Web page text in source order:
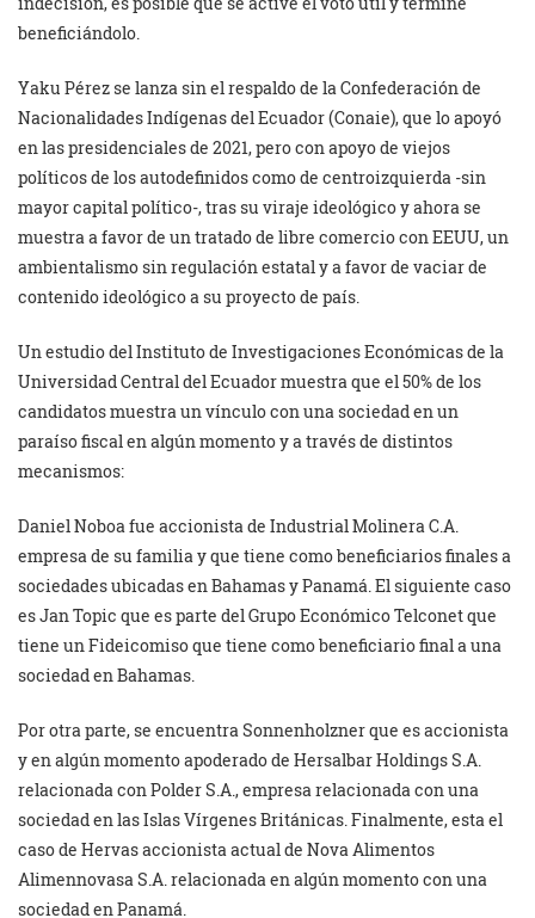
beneficiándolo.
Yaku Pérez se lanza sin el respaldo de la Confederación de
Nacionalidades Indígenas del Ecuador (Conaie), que lo apoyó
en las presidenciales de 2021, pero con apoyo de viejos
políticos de los autodefinidos como de centroizquierda -sin
mayor capital político-, tras su viraje ideológico y ahora se
muestra a favor de un tratado de libre comercio con EEUU, un
ambientalismo sin regulación estatal y a favor de vaciar de
contenido ideológico a su proyecto de país.
Un estudio del Instituto de Investigaciones Económicas de la
Universidad Central del Ecuador muestra que el 50% de los
candidatos muestra un vínculo con una sociedad en un
paraíso fiscal en algún momento y a través de distintos
mecanismos:
Daniel Noboa fue accionista de Industrial Molinera C.A.
empresa de su familia y que tiene como beneficiarios finales a
sociedades ubicadas en Bahamas y Panamá. El siguiente caso
es Jan Topic que es parte del Grupo Económico Telconet que
tiene un Fideicomiso que tiene como beneficiario final a una
sociedad en Bahamas.
Por otra parte, se encuentra Sonnenholzner que es accionista
y en algún momento apoderado de Hersalbar Holdings S.A.
relacionada con Polder S.A., empresa relacionada con una
sociedad en las Islas Vírgenes Británicas. Finalmente, esta el
caso de Hervas accionista actual de Nova Alimentos
Alimennovasa S.A. relacionada en algún momento con una
sociedad en Panamá.